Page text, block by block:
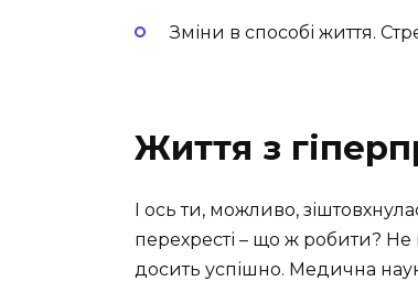
Зміни в способі життя.
Життя з
І ось ти, можливо,
перехресті – що ж робити?
досить успішно. Медична